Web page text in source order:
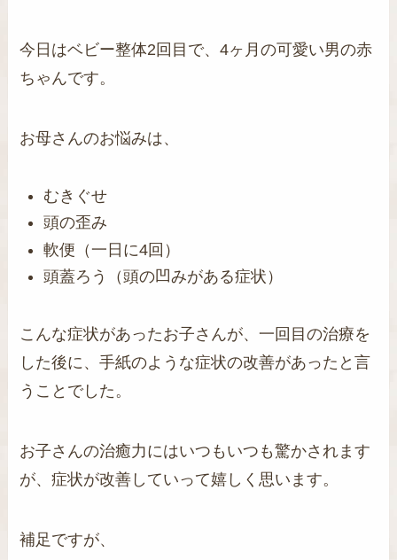
今日はベビー整体2回目で、4ヶ月の可愛い男の赤
ちゃんです。
お母さんのお悩みは、
むきぐせ
頭の歪み
軟便（一日に4回）
頭蓋ろう（頭の凹みがある症状）
こんな症状があったお子さんが、一回目の治療を
した後に、手紙のような症状の改善があったと言
うことでした。
お子さんの治癒力にはいつもいつも驚かされます
が、症状が改善していって嬉しく思います。
補足ですが、